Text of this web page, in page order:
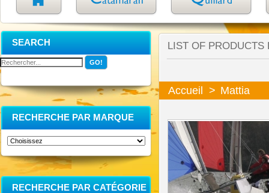
SEARCH
RECHERCHE PAR MARQUE
RECHERCHE PAR CATÉGORIE
LIST OF PRODUCTS
Accueil > Mattia